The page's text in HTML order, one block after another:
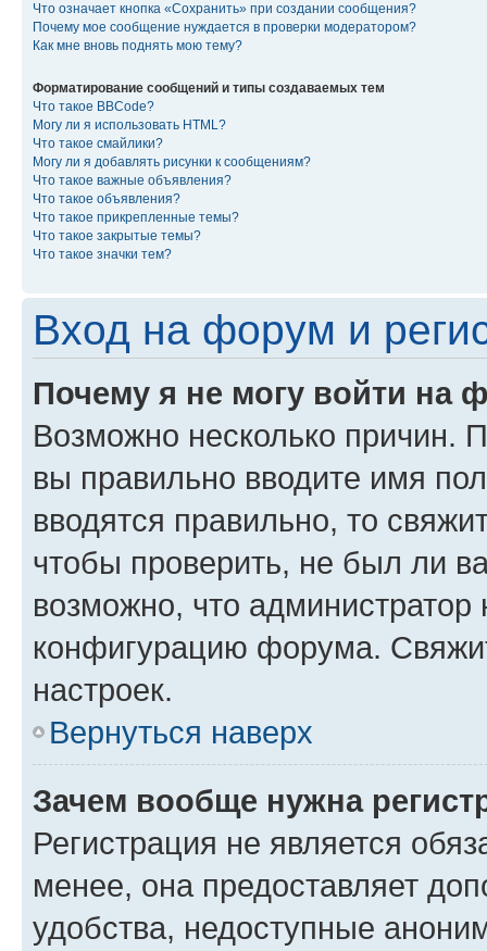
Что означает кнопка «Сохранить» при создании сообщения?
Почему мое сообщение нуждается в проверки модератором?
Как мне вновь поднять мою тему?
Форматирование сообщений и типы создаваемых тем
Что такое BBCode?
Могу ли я использовать HTML?
Что такое смайлики?
Могу ли я добавлять рисунки к сообщениям?
Что такое важные объявления?
Что такое объявления?
Что такое прикрепленные темы?
Что такое закрытые темы?
Что такое значки тем?
Вход на форум и
Почему я не могу войти на
Возможно несколько причин.
вы правильно вводите имя
вводятся правильно, то
чтобы проверить, не был ли
возможно, что администратор
конфигурацию форума.
настроек.
Вернуться наверх
Зачем вообще нужна
Регистрация не является
менее, она предоставляет
удобства, недоступные